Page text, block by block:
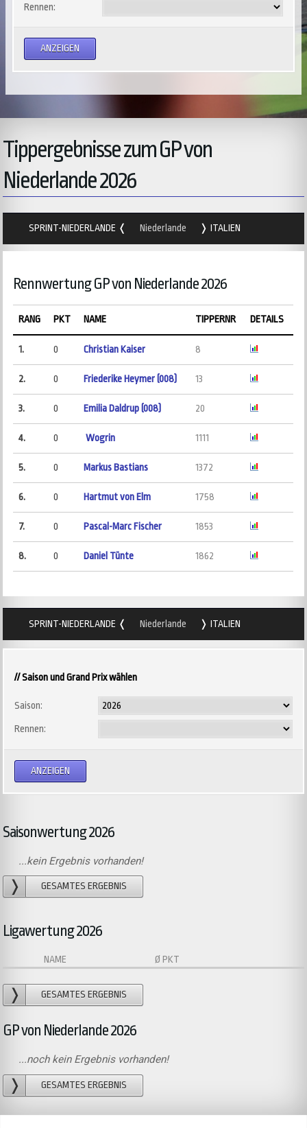
Rennen:
Tippergebnisse zum GP von
Niederlande 2026
SPRINT-NIEDERLANDE Niederlande ITALIEN
Rennwertung GP von Niederlande 2026
RANG PKT NAME TIPPERNR DETAILS
1. 0 Christian Kaiser 8
2. 0 Friederike Heymer (008) 13
3. 0 Emilia Daldrup (008) 20
4. 0 Wogrin 1111
5. 0 Markus Bastians 1372
6. 0 Hartmut von Elm 1758
7. 0 Pascal-Marc Fischer 1853
8. 0 Daniel Tünte 1862
SPRINT-NIEDERLANDE Niederlande ITALIEN
// Saison und Grand Prix wählen
Saison:
Rennen:
Saisonwertung 2026
...kein Ergebnis vorhanden!
GESAMTES ERGEBNIS
Ligawertung 2026
NAME Ø PKT
GESAMTES ERGEBNIS
GP von Niederlande 2026
...noch kein Ergebnis vorhanden!
GESAMTES ERGEBNIS